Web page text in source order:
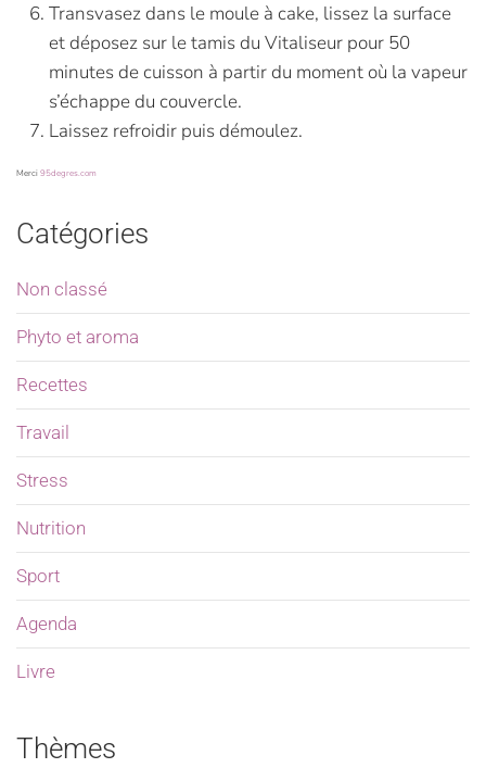
Transvasez dans le moule à cake, lissez la surface
et déposez sur le tamis du Vitaliseur pour 50
minutes de cuisson à partir du moment où la vapeur
s’échappe du couvercle.
Laissez refroidir puis démoulez.
Merci95degres.com
Catégories
Non classé
Phyto et aroma
Recettes
Travail
Stress
Nutrition
Sport
Agenda
Livre
Thèmes